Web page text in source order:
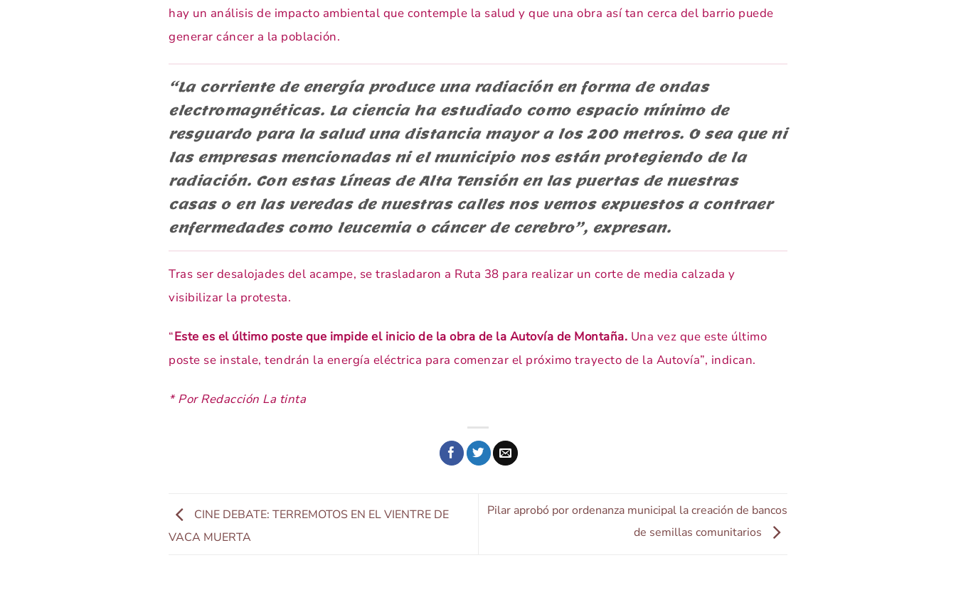
hay un análisis de impacto ambiental que contemple la salud y que una obra así tan cerca del barrio puede
generar cáncer a la población.
“La corriente de energía produce una radiación en forma de ondas
electromagnéticas. La ciencia ha estudiado como espacio mínimo de
resguardo para la salud una distancia mayor a los 200 metros. O sea que ni
las empresas mencionadas ni el municipio nos están protegiendo de la
radiación. Con estas Líneas de Alta Tensión en las puertas de nuestras
casas o en las veredas de nuestras calles nos vemos expuestos a contraer
enfermedades como leucemia o cáncer de cerebro”, expresan.
Tras ser desalojades del acampe, se trasladaron a Ruta 38 para realizar un corte de media calzada y
visibilizar la protesta.
“Este es el último poste que impide el inicio de la obra de la Autovía de Montaña. Una vez que este último
poste se instale, tendrán la energía eléctrica para comenzar el próximo trayecto de la Autovía”, indican.
* Por Redacción La tinta
CINE DEBATE: TERREMOTOS EN EL VIENTRE DE
VACA MUERTA
Pilar aprobó por ordenanza municipal la creación de bancos
de semillas comunitarios